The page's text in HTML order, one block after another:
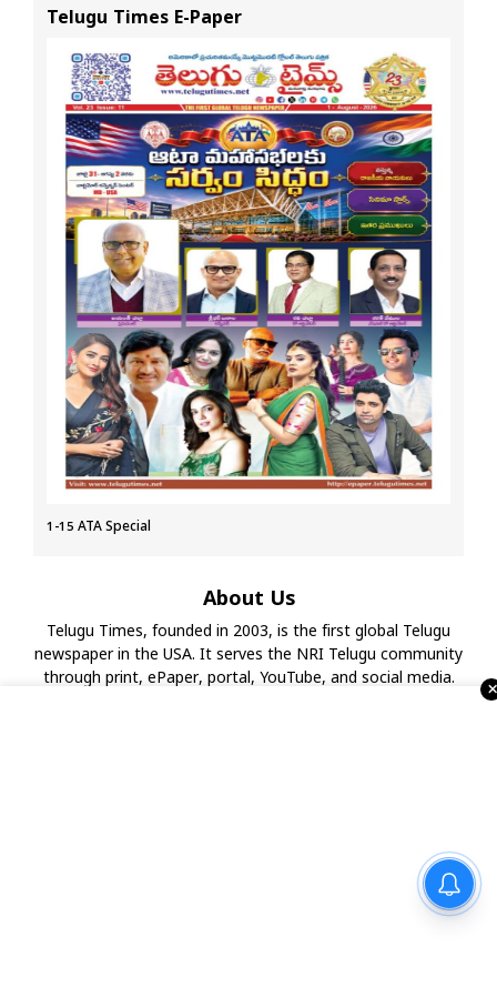
Telugu Times E-Paper
1-15 ATA Special
About Us
Telugu Times, founded in 2003, is the first global Telugu
newspaper in the USA. It serves the NRI Telugu community
through print, ePaper, portal, YouTube, and social media.